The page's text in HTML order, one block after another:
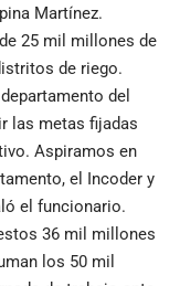
Martínez.
25 mil millones de
de riego.
del
las metas fijadas
Aspiramos en
el Incoder y
el funcionario.
36 mil millones
los 50 mil